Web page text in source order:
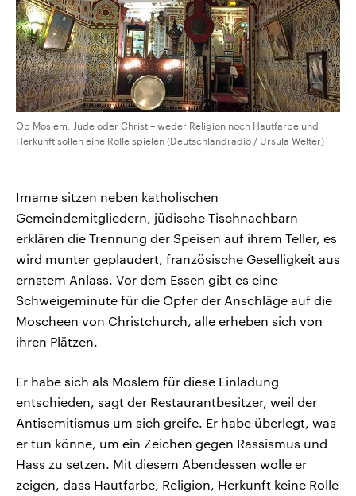
Ob Moslem, Jude oder Christ – weder Religion noch Hautfarbe und
Herkunft sollen eine Rolle spielen (Deutschlandradio / Ursula Welter)
Imame sitzen neben katholischen
Gemeindemitgliedern, jüdische Tischnachbarn
erklären die Trennung der Speisen auf ihrem Teller, es
wird munter geplaudert, französische Geselligkeit aus
ernstem Anlass. Vor dem Essen gibt es eine
Schweigeminute für die Opfer der Anschläge auf die
Moscheen von Christchurch, alle erheben sich von
ihren Plätzen.
Er habe sich als Moslem für diese Einladung
entschieden, sagt der Restaurantbesitzer, weil der
Antisemitismus um sich greife. Er habe überlegt, was
er tun könne, um ein Zeichen gegen Rassismus und
Hass zu setzen. Mit diesem Abendessen wolle er
zeigen, dass Hautfarbe, Religion, Herkunft keine Rolle